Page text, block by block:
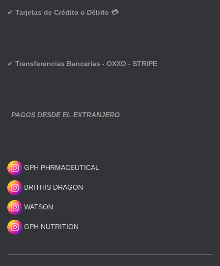
✔ Tarjetas de Crédito o Débito 💳
✔ Transferencias Bancarias - OXXO - STRIPE
PAGOS DESDE EL EXTRANJERO
GPH PHRMACEUTICAL
BRITHIS DRAGON
WATSON
GPH NUTRITION